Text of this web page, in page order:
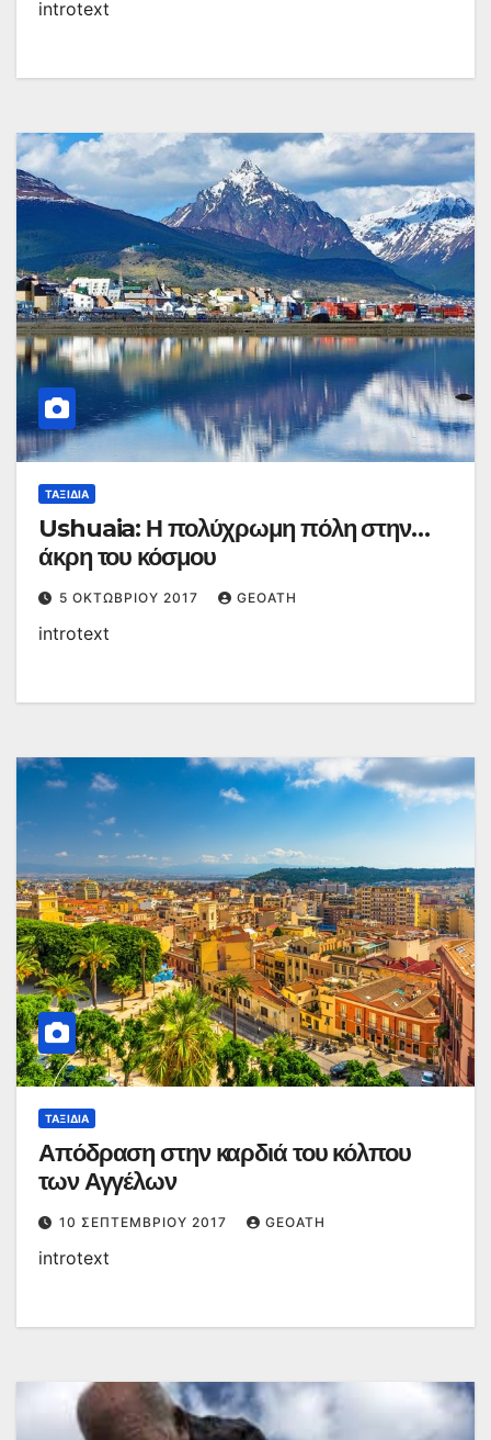
introtext
ΤΑΞΊΔΙΑ
Ushuaia: Η πολύχρωμη πόλη στην…
άκρη του κόσμου
5 ΟΚΤΩΒΡΊΟΥ 2017 GEOATH
introtext
ΤΑΞΊΔΙΑ
Απόδραση στην καρδιά του κόλπου
των Αγγέλων
10 ΣΕΠΤΕΜΒΡΊΟΥ 2017 GEOATH
introtext